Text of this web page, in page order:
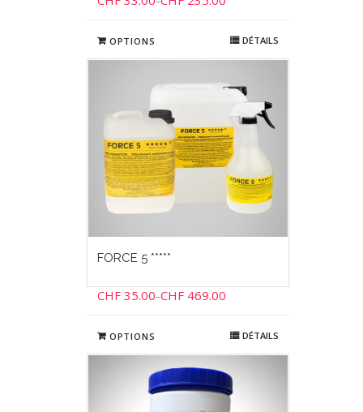
OPTIONS DÉTAILS
FORCE 5 *****
CHF35.00–CHF469.00
OPTIONS DÉTAILS